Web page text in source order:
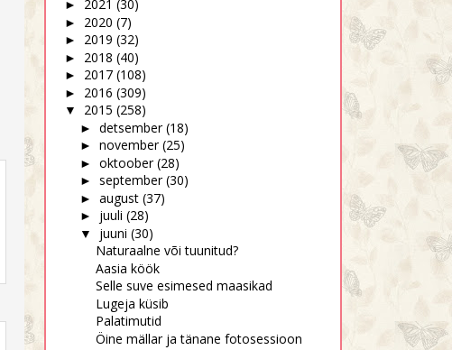
► 2021 (30)
► 2020 (7)
► 2019 (32)
► 2018 (40)
► 2017 (108)
► 2016 (309)
▼ 2015 (258)
► detsember (18)
► november (25)
► oktoober (28)
► september (30)
► august (37)
► juuli (28)
▼ juuni (30)
Naturaalne või tuunitud?
Aasia köök
Selle suve esimesed maasikad
Lugeja küsib
Palatimutid
Öine mällar ja tänane fotosessioon